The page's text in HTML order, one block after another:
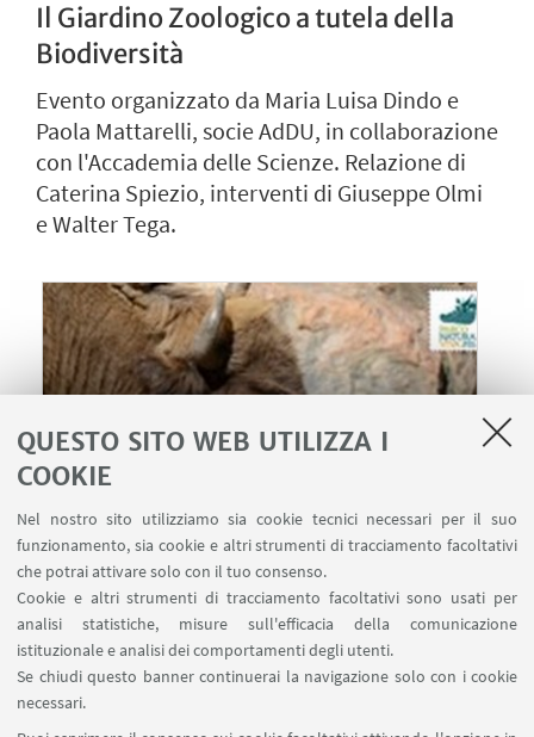
QUESTO SITO WEB UTILIZZA I
COOKIE
Nel nostro sito utilizziamo sia cookie tecnici necessari per il suo
funzionamento, sia cookie e altri strumenti di tracciamento facoltativi
che potrai attivare solo con il tuo consenso.
Cookie e altri strumenti di tracciamento facoltativi sono usati per
analisi statistiche, misure sull'efficacia della comunicazione
istituzionale e analisi dei comportamenti degli utenti.
Se chiudi questo banner continuerai la navigazione solo con i cookie
necessari.
Il Giardino Zoologico a tutela della
Biodiversità
Evento organizzato da Maria Luisa Dindo e
Paola Mattarelli, socie AdDU, in collaborazione
con l'Accademia delle Scienze. Relazione di
Caterina Spiezio, interventi di Giuseppe Olmi
e Walter Tega.
DATA: 22 GENNAIO2026dalle 16:00 alle 18:00
LUOGO:Accademia delle Scienze dell’Istituto di
Bologna - Sala Ulisse, Via Zamboni 31, Bologna